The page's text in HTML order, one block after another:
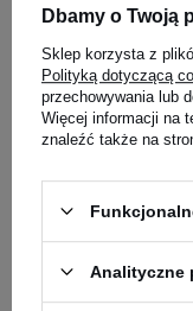
Dbamy o Twoją
Sklep korzysta z
Polityką dotyczącą
przechowywania lub
Więcej informacji na
znaleźć także na
Analityczne